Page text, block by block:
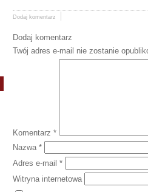
Dodaj komentarz
Dodaj komentarz
Twój adres e-mail nie zostanie
Komentarz *
Nazwa *
Adres e-mail *
Witryna internetowa